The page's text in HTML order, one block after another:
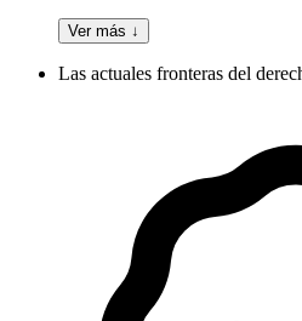
Ver más ↓
Las actuales fronteras del